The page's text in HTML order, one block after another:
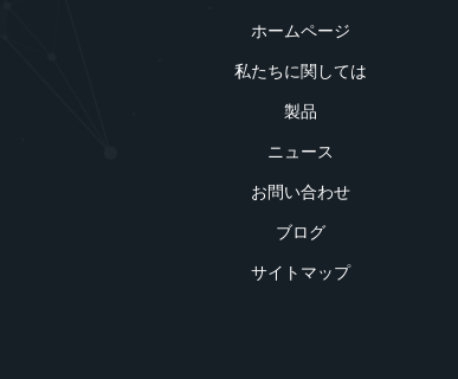
ホームページ
私たちに関しては
製品
ニュース
お問い合わせ
ブログ
サイトマップ